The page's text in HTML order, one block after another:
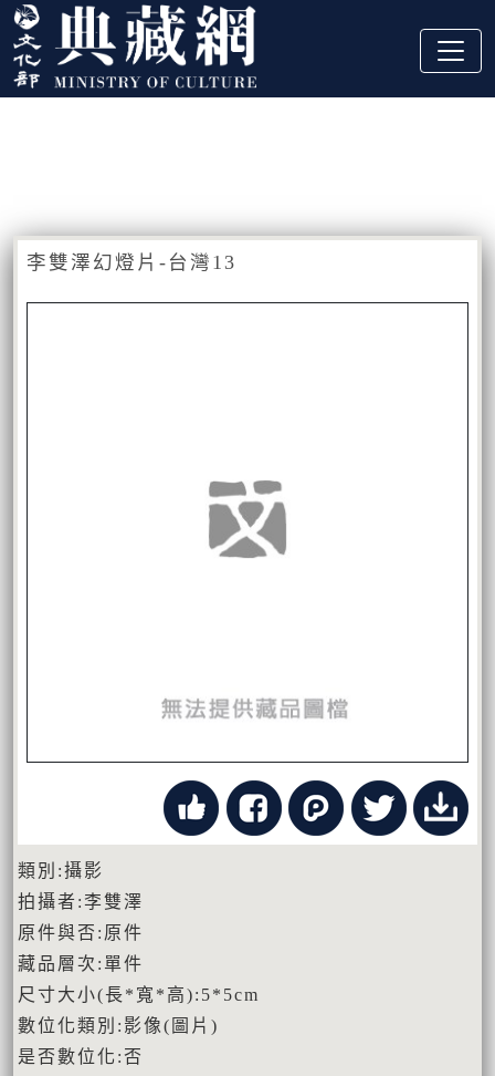
跳到主要內容
:::
李雙澤幻燈片-台灣13
類別:攝影
拍攝者:李雙澤
原件與否:原件
藏品層次:單件
尺寸大小(長*寬*高):5*5cm
數位化類別:影像(圖片)
是否數位化:否